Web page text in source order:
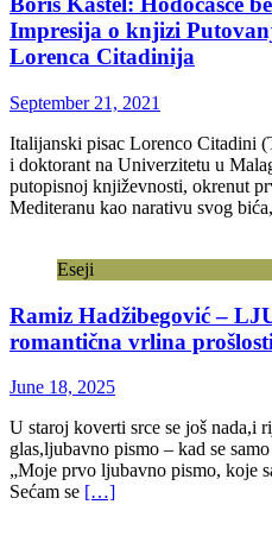
Impresija o knjizi
Lorenca Citadinija
September 21, 2021
Italijanski pisac Lorenco Citadini
i doktorant na Univerzitetu u
putopisnoj književnosti, okrenut
Mediteranu kao narativu svog
Eseji
Ramiz Hadžibegović –
romantična vrlina prošlosti
June 18, 2025
U staroj koverti srce se još nada,i
glas,ljubavno pismo – kad se
„Moje prvo ljubavno pismo, koje
Sećam se […]